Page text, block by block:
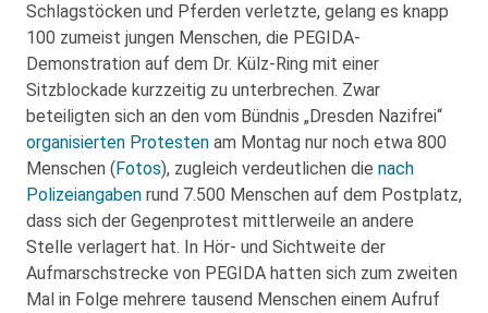
Schlagstöcken und Pferden verletzte, gelang es knapp
100 zumeist jungen Menschen, die PEGIDA-
Demonstration auf dem Dr. Külz-Ring mit einer
Sitzblockade kurzzeitig zu unterbrechen. Zwar
beteiligten sich an den vom Bündnis „Dresden Nazifrei“
organisierten Protesten am Montag nur noch etwa 800
Menschen ( Fotos), zugleich verdeutlichen die nach
Polizeiangaben rund 7.500 Menschen auf dem Postplatz,
dass sich der Gegenprotest mittlerweile an andere
Stelle verlagert hat. In Hör- und Sichtweite der
Aufmarschstrecke von PEGIDA hatten sich zum zweiten
Mal in Folge mehrere tausend Menschen einem Aufruf